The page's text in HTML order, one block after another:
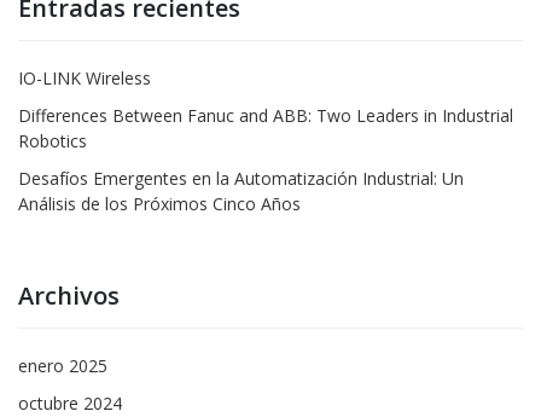
Entradas recientes
IO-LINK Wireless
Differences Between Fanuc and ABB: Two Leaders in Industrial
Robotics
Desafíos Emergentes en la Automatización Industrial: Un
Análisis de los Próximos Cinco Años
Archivos
enero 2025
octubre 2024